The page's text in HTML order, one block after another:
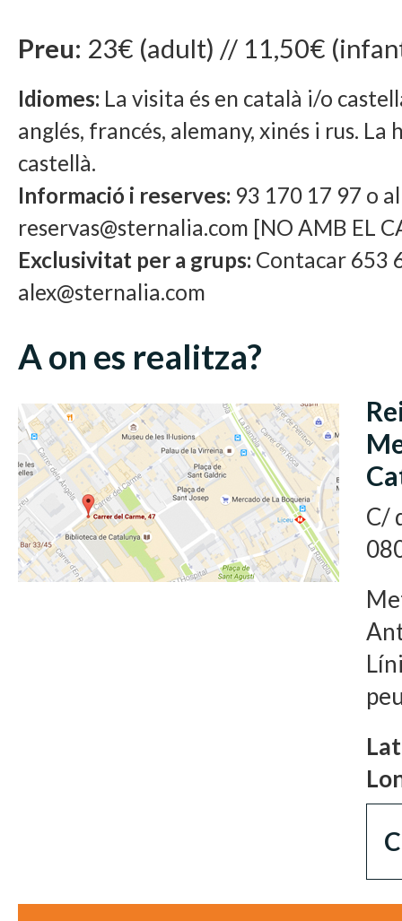
Preu: 23€ (adult) // 11,50€
Idiomes: La visita és en català i/o
anglés, francés, alemany, xinés i rus. La
castellà.
Informació i reserves: 93 170 17 97 o
reservas@sternalia.com [NO AMB EL
Exclusivitat per a grups: Contacar 653
alex@sternalia.com
A on es realitza?
C/